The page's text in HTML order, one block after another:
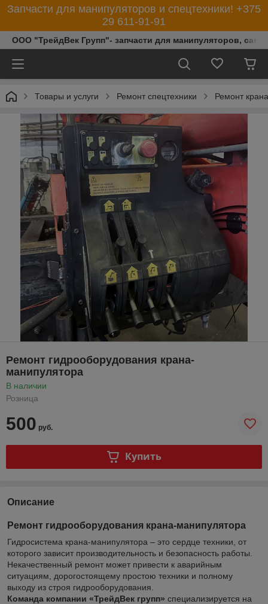
Запчасти для манипуляторов и спецтехники! +375
29 611-91-91
ООО "ТрейдВек Групп"- запчасти для манипуляторов,
Товары и услуги Ремонт спецтехники Ремонт
Ремонт гидрооборудования крана-
манипулятора
В наличии
Розница
500 руб.
Купить
Описание
Ремонт гидрооборудования крана-манипулятора
Гидросистема крана-манипулятора – это сердце техники, от
которого зависит производительность и безопасность работы.
Некачественный ремонт может привести к аварийным
ситуациям, дорогостоящему простою техники и полному
выходу из строя гидрооборудования.
Команда компании «ТрейдВек групп» специализируется на